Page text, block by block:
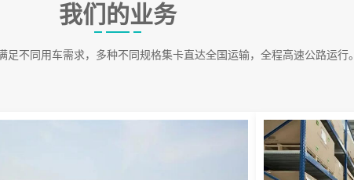
我们的业务
足不同用车需求，多种不同规格集卡直达全国运输，全程高速公路运行。